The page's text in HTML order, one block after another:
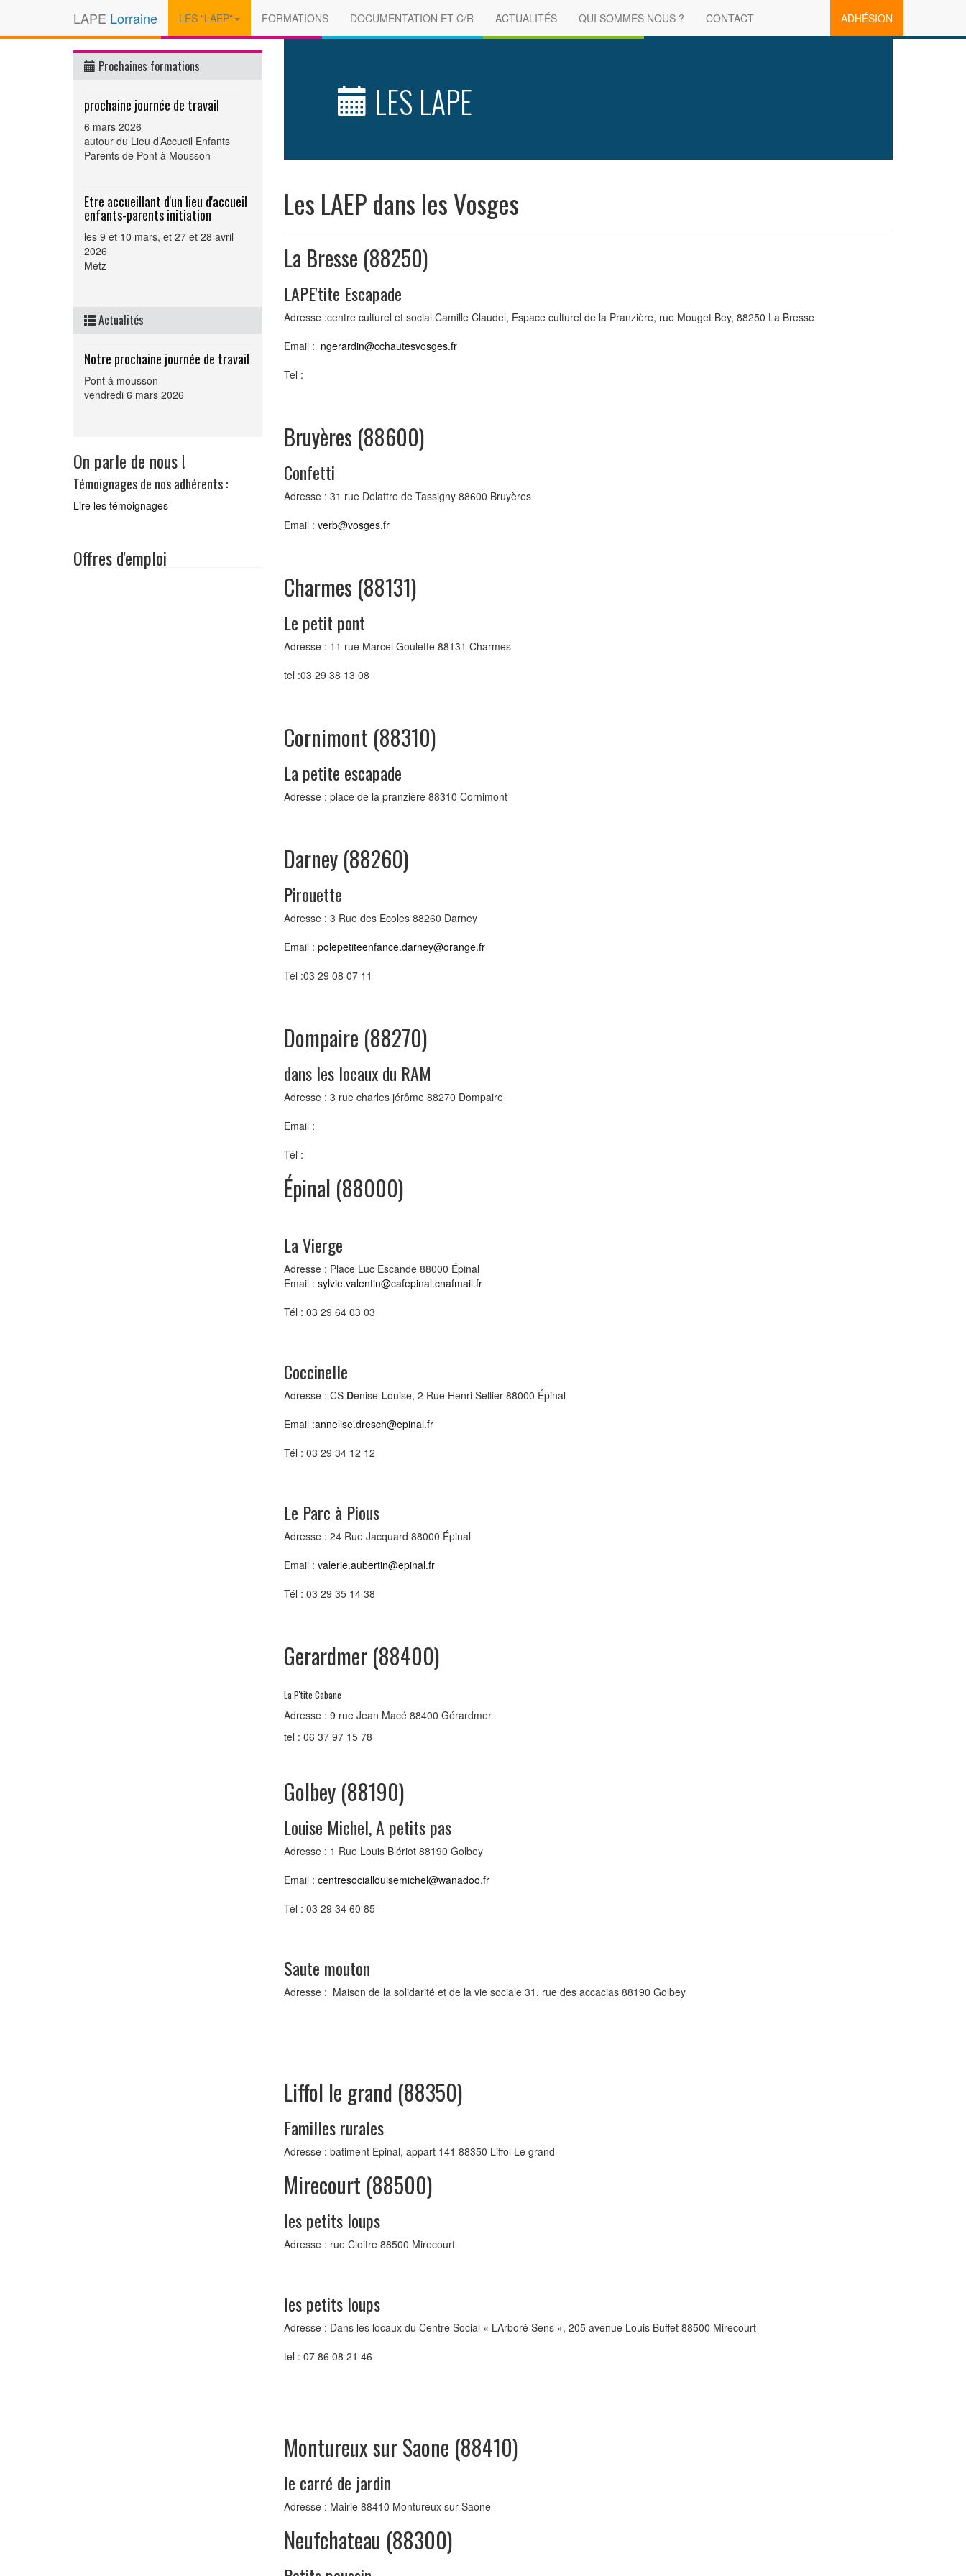
LAPE Lorraine LES "LAEP" FORMATIONS DOCUMENTATION ET C/R ACTUALITÉS QUI SOMMES NOUS ? CONTACT ADHÉSION
LES LAPE
Les LAEP dans les Vosges
La Bresse (88250)
LAPE'tite Escapade
Adresse :centre culturel et social Camille Claudel, Espace culturel de la Pranzière, rue Mouget Bey, 88250 La Bresse
Email : ngerardin@cchautesvosges.fr
Tel :
Bruyères (88600)
Confetti
Adresse : 31 rue Delattre de Tassigny 88600 Bruyères
Email : verb@vosges.fr
Charmes (88131)
Le petit pont
Adresse : 11 rue Marcel Goulette 88131 Charmes
tel :03 29 38 13 08
Cornimont (88310)
La petite escapade
Adresse : place de la pranzière 88310 Cornimont
Darney (88260)
Pirouette
Adresse : 3 Rue des Ecoles 88260 Darney
Email : polepetiteenfance.darney@orange.fr
Tél :03 29 08 07 11
Dompaire (88270)
dans les locaux du RAM
Adresse : 3 rue charles jérôme 88270 Dompaire
Email :
Tél :
Épinal (88000)
La Vierge
Adresse : Place Luc Escande 88000 Épinal
Email : sylvie.valentin@cafepinal.cnafmail.fr
Tél : 03 29 64 03 03
Coccinelle
Adresse : CS Denise Louise, 2 Rue Henri Sellier 88000 Épinal
Email :annelise.dresch@epinal.fr
Tél : 03 29 34 12 12
Le Parc à Pious
Adresse : 24 Rue Jacquard 88000 Épinal
Email : valerie.aubertin@epinal.fr
Tél : 03 29 35 14 38
Gerardmer (88400)
La P'tite Cabane
Adresse : 9 rue Jean Macé 88400 Gérardmer
tel : 06 37 97 15 78
Golbey (88190)
Louise Michel, A petits pas
Adresse : 1 Rue Louis Blériot 88190 Golbey
Email : centresociallouisemichel@wanadoo.fr
Tél : 03 29 34 60 85
Saute mouton
Adresse : Maison de la solidarité et de la vie sociale 31, rue des accacias 88190 Golbey
Liffol le grand (88350)
Familles rurales
Adresse : batiment Epinal, appart 141 88350 Liffol Le grand
Mirecourt (88500)
les petits loups
Adresse : rue Cloitre 88500 Mirecourt
les petits loups
Adresse : Dans les locaux du Centre Social « L’Arboré Sens », 205 avenue Louis Buffet 88500 Mirecourt
tel : 07 86 08 21 46
Montureux sur Saone (88410)
le carré de jardin
Adresse : Mairie 88410 Montureux sur Saone
Neufchateau (88300)
Prochaines formations
prochaine journée de travail
6 mars 2026
autour du Lieu d’Accueil Enfants
Parents de Pont à Mousson
Etre accueillant d'un lieu d'accueil
enfants-parents initiation
les 9 et 10 mars, et 27 et 28 avril
2026
Metz
Actualités
Notre prochaine journée de travail
Pont à mousson
vendredi 6 mars 2026
On parle de nous !
Témoignages de nos adhérents :
Lire les témoignages
Offres d'emploi